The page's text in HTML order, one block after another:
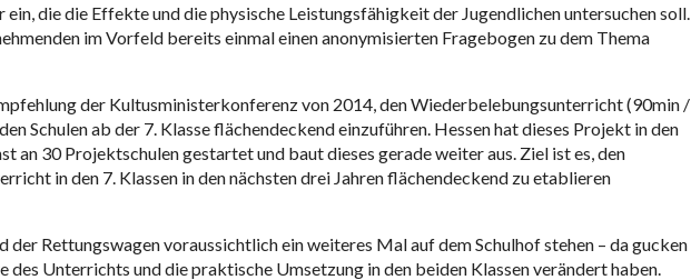
die die Effekte und die physische Leistungsfähigkeit der Jugendlichen untersuchen soll.
im Vorfeld bereits einmal einen anonymisierten Fragebogen zu dem Thema
der Kultusministerkonferenz von 2014, den Wiederbelebungsunterricht (90min /
Schulen ab der 7. Klasse flächendeckend einzuführen. Hessen hat dieses Projekt in den
an 30 Projektschulen gestartet und baut dieses gerade weiter aus. Ziel ist es, den
in den 7. Klassen in den nächsten drei Jahren flächendeckend zu etablieren
der Rettungswagen voraussichtlich ein weiteres Mal auf dem Schulhof stehen – da gucken
des Unterrichts und die praktische Umsetzung in den beiden Klassen verändert haben.